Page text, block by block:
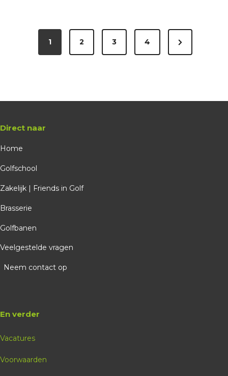
1 2 3 4
Direct naar
Home
Golfschool
Zakelijk | Friends in Golf
Brasserie
Golfbanen
Veelgestelde vragen
Neem contact op
En verder
Vacatures
Voorwaarden